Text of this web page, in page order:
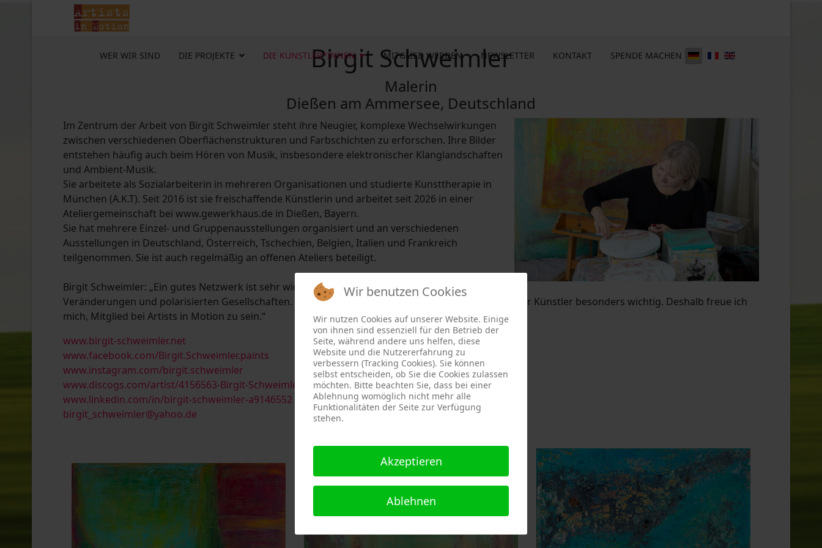
WER WIR SIND DIE PROJEKTE DIE KUNSTLER*INNEN MITGLIED WERDEN NEWSLETTER KONTAKT SPENDE MACHEN
Birgit Schweimler
Malerin
Dießen am Ammersee, Deutschland
Im Zentrum der Arbeit von Birgit Schweimler steht ihre Neugier, komplexe Wechselwirkungen
zwischen verschiedenen Oberflächenstrukturen und Farbschichten zu erforschen. Ihre Bilder
entstehen häufig auch beim Hören von Musik, insbesondere elektronischer Klanglandschaften
und Ambient-Musik.
Sie arbeitete als Sozialarbeiterin in mehreren Organisationen und studierte Kunsttherapie in
München (A.K.T). Seit 2016 ist sie freischaffende Künstlerin und arbeitet seit 2026 in einer
Ateliergemeinschaft bei www.gewerkhaus.de in Dießen, Bayern.
Sie hat mehrere Einzel- und Gruppenausstellungen organisiert und an verschiedenen
Ausstellungen in Deutschland, Österreich, Tschechien, Belgien, Italien und Frankreich
teilgenommen. Sie ist auch regelmäßig an offenen Ateliers beteiligt.
Birgit Schweimler: „Ein gutes Netzwerk ist sehr wichtig, besonders in dieser Zeit geopolitischer
Veränderungen und polarisierten Gesellschaften. Die Bewahrung von Demokratie und Freiheit ist für Künstler besonders wichtig. Deshalb freue ich
mich, Mitglied bei Artists in Motion zu sein.“
www.birgit-schweimler.net
www.facebook.com/Birgit.Schweimler.paints
www.instagram.com/birgit.schweimler
www.discogs.com/artist/4156563-Birgit-Schweimler
www.linkedin.com/in/birgit-schweimler-a9146552
birgit_schweimler@yahoo.de
Wir benutzen Cookies
Wir nutzen Cookies auf unserer Website. Einige
von ihnen sind essenziell für den Betrieb der
Seite, während andere uns helfen, diese
Website und die Nutzererfahrung zu
verbessern (Tracking Cookies). Sie können
selbst entscheiden, ob Sie die Cookies zulassen
möchten. Bitte beachten Sie, dass bei einer
Ablehnung womöglich nicht mehr alle
Funktionalitäten der Seite zur Verfügung
stehen.
Akzeptieren
Ablehnen